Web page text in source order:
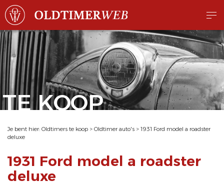
TE KOOP
Je bent hier: Oldtimers te koop > Oldtimer auto's > 1931 Ford model a roadster
deluxe
1931 Ford model a roadster
deluxe